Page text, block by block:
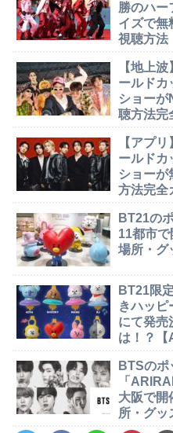
勝のハー
イズで無
視聴方法
【地上
ールドカ
ショー
聴方法完
【アプ
ールドカ
ショーが
方法完全
BT21の
11都市で
場所・グ
BT21限
きハッピ
にて発売
は！？【
BTSのポ
「
大阪で開
所・グッ